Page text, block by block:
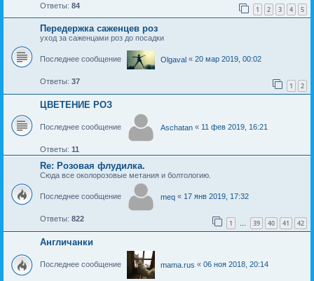
Ответы: 84 1 2 3 4 5
Передержка саженцев роз
уход за саженцами роз до посадки
Последнее сообщение Olgaval « 20 мар 2019, 00:02
Ответы: 37 1 2
ЦВЕТЕНИЕ РОЗ
Последнее сообщение Aschatan « 11 фев 2019, 16:21
Ответы: 11
Re: Розовая флудилка.
Сюда все околорозовые метания и болтологию.
Последнее сообщение meq « 17 янв 2019, 17:32
Ответы: 822 1 … 39 40 41 42
Англичанки
Последнее сообщение mama.rus « 06 ноя 2018, 20:14